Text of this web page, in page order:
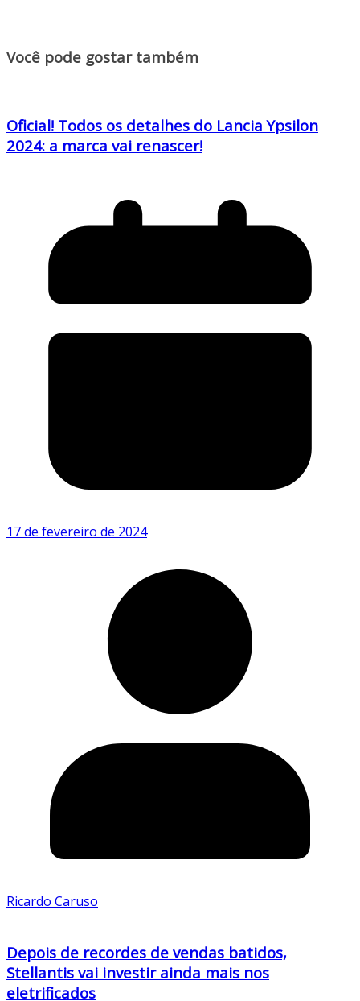
Você pode gostar também
Oficial! Todos os detalhes do Lancia Ypsilon
2024: a marca vai renascer!
17 de fevereiro de 2024
Ricardo Caruso
Depois de recordes de vendas batidos,
Stellantis vai investir ainda mais nos
eletrificados